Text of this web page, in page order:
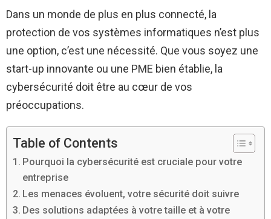
Dans un monde de plus en plus connecté, la
protection de vos systèmes informatiques n’est plus
une option, c’est une nécessité. Que vous soyez une
start-up innovante ou une PME bien établie, la
cybersécurité doit être au cœur de vos
préoccupations.
Table of Contents
Pourquoi la cybersécurité est cruciale pour votre
entreprise
Les menaces évoluent, votre sécurité doit suivre
Des solutions adaptées à votre taille et à votre